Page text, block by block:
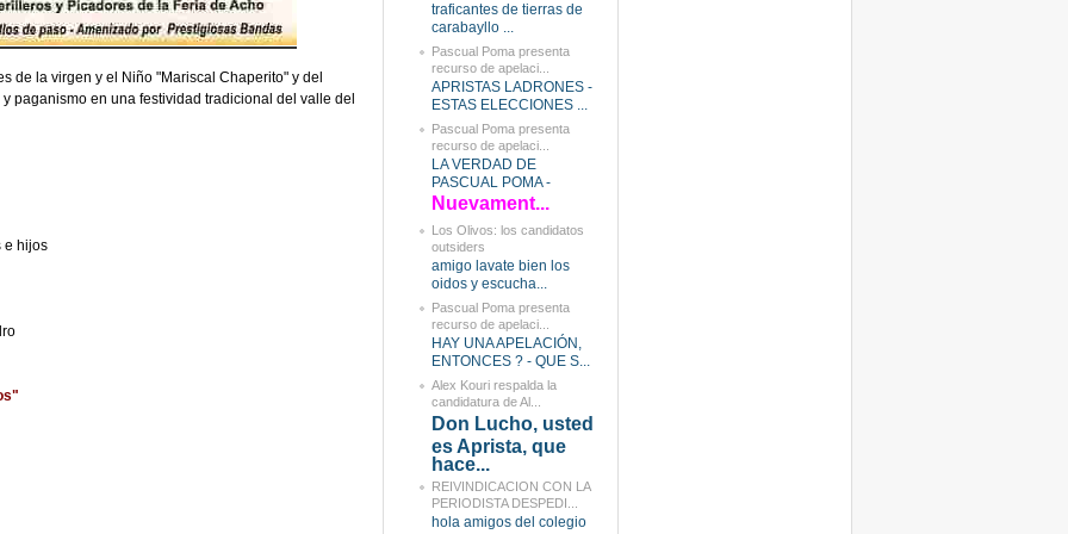
de la virgen y el Niño "Mariscal Chaperito" y del
paganismo en una festividad tradicional del valle del
e hijos
traficantes de tierras de
carabayllo ...
Pascual Poma presenta
recurso de apelaci...
APRISTAS LADRONES -
ESTAS ELECCIONES ...
Pascual Poma presenta
recurso de apelaci...
LA VERDAD DE
PASCUAL POMA -
Nuevament...
Los Olivos: los candidatos
outsiders
amigo lavate bien los
oidos y escucha...
Pascual Poma presenta
recurso de apelaci...
HAY UNA APELACIÓN,
ENTONCES ? - QUE S...
Alex Kouri respalda la
candidatura de Al...
Don Lucho, usted
es Aprista, que
hace...
REIVINDICACION CON LA
PERIODISTA DESPEDI...
hola amigos del colegio